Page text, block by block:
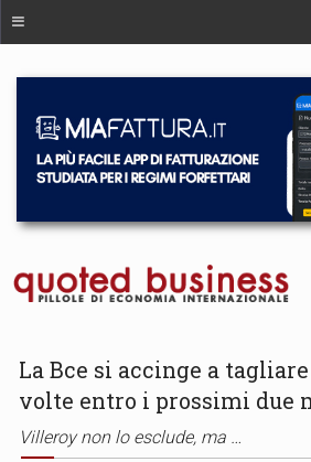
La Bce si accinge a
volte entro i prossimi due
Villeroy non lo esclude, ma …